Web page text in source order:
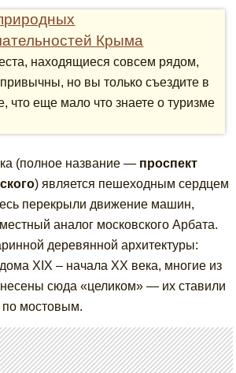
Крыма
находящиеся совсем рядом,
но вы только съездите в
что еще мало что знаете о туризме
(полное название — проспект
) является пешеходным сердцем
перекрыли движение машин,
аналог московского Арбата.
деревянной архитектуры:
XIX – начала XX века, многие из
сюда «целиком» — их ставили
по мостовым.